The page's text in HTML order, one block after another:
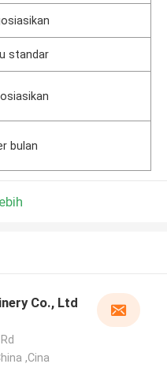
standar
bulan
Co., Ltd
,Cina